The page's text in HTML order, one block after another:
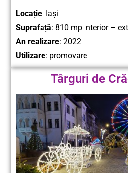
Locație: Iași
Suprafață: 810 mp interior –
An realizare: 2022
Utilizare: promovare
Târguri de